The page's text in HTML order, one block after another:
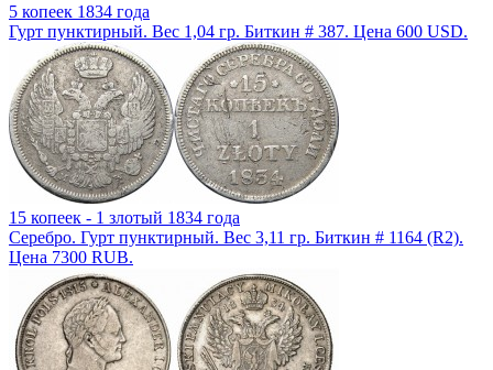
5 копеек 1834 года
Гурт пунктирный. Вес 1,04 гр. Биткин # 387. Цена 600 USD.
15 копеек - 1 злотый 1834 года
Серебро. Гурт пунктирный. Вес 3,11 гр. Биткин # 1164 (R2).
Цена 7300 RUB.